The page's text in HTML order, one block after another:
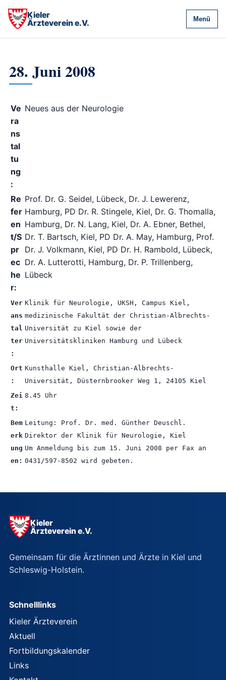
Kieler
Ärzteverein e.V.
Menü
28. Juni 2008
Ve
ra
ns
tal
tu
ng
:
Neues aus der Neurologie
Re
fer
en
t/S
pr
ec
he
r:
Prof. Dr. G. Seidel, Lübeck, Dr. J. Lewerenz,
Hamburg, PD Dr. R. Stingele, Kiel, Dr. G. Thomalla,
Hamburg, Dr. N. Lang, Kiel, Dr. A. Ebner, Bethel,
Dr. T. Bartsch, Kiel, PD Dr. A. May, Hamburg, Prof.
Dr. J. Volkmann, Kiel, PD Dr. H. Rambold, Lübeck,
Dr. A. Lutterotti, Hamburg, Dr. P. Trillenberg,
Lübeck
Ver
ans
tal
ter
:
Klinik für Neurologie, UKSH, Campus Kiel,
medizinische Fakultät der Christian-Albrechts-
Universität zu Kiel sowie der
Universitätskliniken Hamburg und Lübeck
Ort
:
Kunsthalle Kiel, Christian-Albrechts-
Universität, Düsternbrooker Weg 1, 24105 Kiel
Zei
t:
8.45 Uhr
Bem
erk
ung
en:
Leitung: Prof. Dr. med. Günther Deuschl.
Direktor der Klinik für Neurologie, Kiel
Um Anmeldung bis zum 15. Juni 2008 per Fax an
0431/597-8502 wird gebeten.
Kieler
Ärzteverein e.V.
Gemeinsam für die Ärztinnen und Ärzte in Kiel und
Schleswig-Holstein.
Schnelllinks
Kieler Ärzteverein
Aktuell
Fortbildungskalender
Links